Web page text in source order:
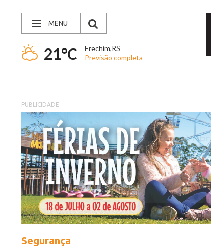
MENU
21°C
Erechim,RS
Previsão completa
PUBLICIDADE
Segurança